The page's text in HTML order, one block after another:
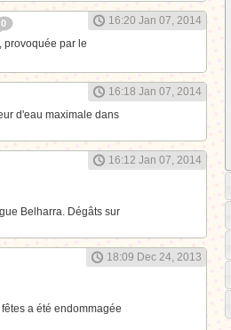
0
16:20 Jan 07, 2014
provoquée par le
16:18 Jan 07, 2014
d'eau maximale dans
16:12 Jan 07, 2014
Belharra. Dégâts sur
18:09 Dec 24, 2013
a été endommagée